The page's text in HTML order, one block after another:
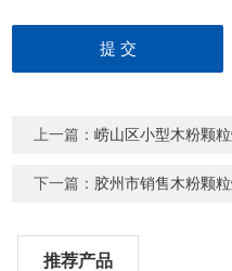
上一篇：崂山区小型木粉颗
下一篇： 胶州市销售木粉颗
推荐产品